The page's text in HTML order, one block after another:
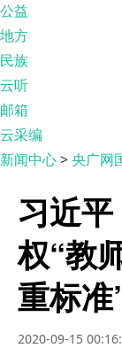
公益
地方
民族
云听
邮箱
云采编
新闻中心>央广网
习近
权“教
重标准
2020-09-15